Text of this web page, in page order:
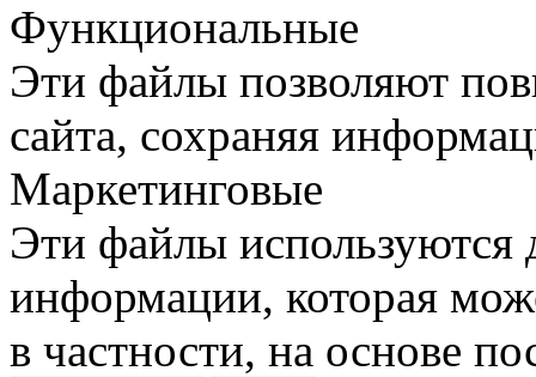
Функциональные
Эти файлы позволяют
сайта, сохраняя
Маркетинговые
Эти файлы используются
информации, которая
в частности, на основе